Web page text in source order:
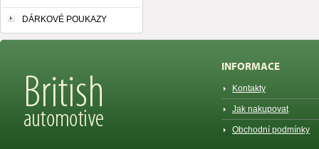
DÁRKOVÉ POUKAZY
INFORMACE
Kontakty
Jak nakupovat
Obchodní podmínky